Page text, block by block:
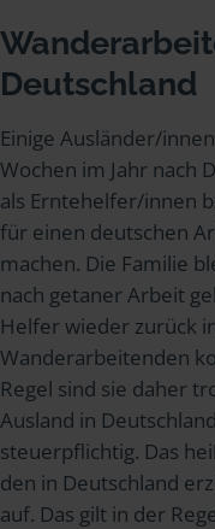
Deutschland
Einige Ausländer/
Wochen im Jahr nach
als Erntehelfer/innen
für einen deutschen
machen. Die Familie
nach getaner Arbeit
Helfer wieder zurück
Wanderarbeitenden
Regel sind sie daher
Ausland in
steuerpflichtig. Das
den in Deutschland
auf. Das gilt in der